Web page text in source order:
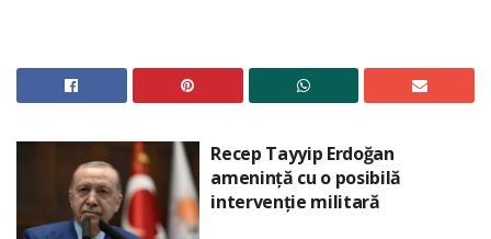
Recep Tayyip Erdoğan
amenință cu o posibilă
intervenție militară